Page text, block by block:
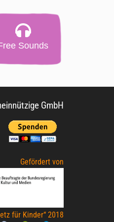
Sounds
GmbH
Gefördert von
für Kinder“ 2018